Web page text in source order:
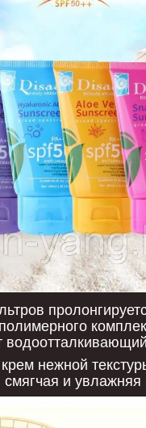
нежной
смягчая и увлажняя